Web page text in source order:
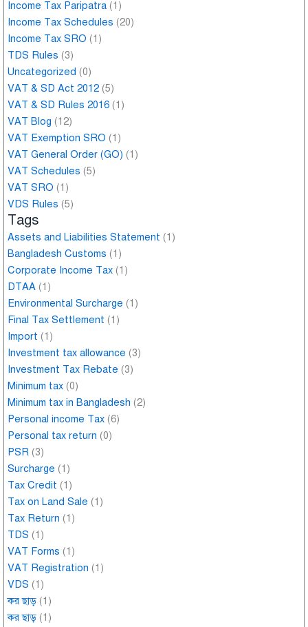
Income Tax Paripatra (1)
Income Tax Schedules (20)
Income Tax SRO (1)
TDS Rules (3)
Uncategorized (0)
VAT & SD Act 2012 (5)
VAT & SD Rules 2016 (1)
VAT Blog (12)
VAT Exemption SRO (1)
VAT General Order (GO) (1)
VAT Schedules (5)
VAT SRO (1)
VDS Rules (5)
Tags
Assets and Liabilities Statement (1)
Bangladesh Customs (1)
Corporate Income Tax (1)
DTAA (1)
Environmental Surcharge (1)
Final Tax Settlement (1)
Import (1)
Investment tax allowance (3)
Investment Tax Rebate (3)
Minimum tax (0)
Minimum tax in Bangladesh (2)
Personal income Tax (6)
Personal tax return (0)
PSR (3)
Surcharge (1)
Tax Credit (1)
Tax on Land Sale (1)
Tax Return (1)
TDS (1)
VAT Forms (1)
VAT Registration (1)
VDS (1)
কর ছাড় (1)
কর ছাড় (1)